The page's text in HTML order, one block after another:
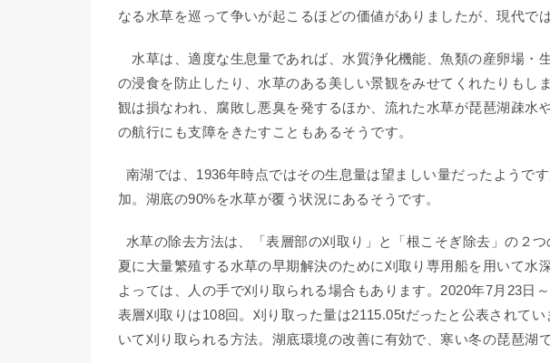
なる水草を巡って争いが起こるほどの価値がありましたが、現代で
水草は、適度な生息量であれば、水質浄化機能、魚類の産卵場・
の浸食を防止したり、水草のある美しい景観をみせてくれたりもし
観は損なわれ、腐敗し悪臭を発するほか、流れた水草が琵琶湖疎水
の航行にも支障をきたすこともあるそうです。
南湖では、1936年時点ではその生息量は望ましい量だったようで
加。湖底の90%を水草が覆う状況にあるそうです。
水草の除去方法は、「表層部の刈取り」と「根こそぎ除去」の２
夏に大量繁殖する水草の早期解決のために刈取り専用船を用いて水
よっては、人の手で刈り取られる場合もあります。2020年7月23日
表層刈取りは108回。刈り取った量は2115.05tだったと公表されて
いて刈り取られる方法。湖底環境の改善に有効で、寒い冬の琵琶湖